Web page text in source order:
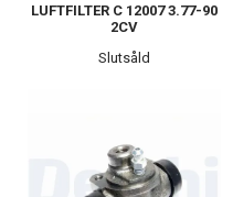
LUFTFILTER C 12007 3.77-90
2CV
Slutsåld